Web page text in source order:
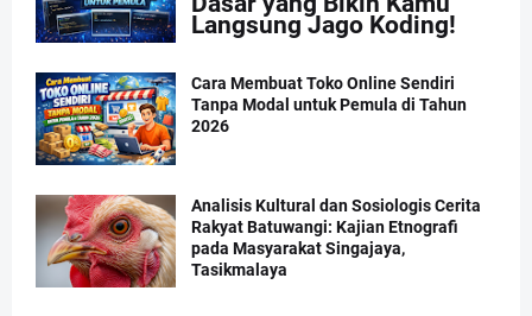
Langsung Jago Koding!
Cara Membuat Toko Online Sendiri
Tanpa Modal untuk Pemula di Tahun
2026
Analisis Kultural dan Sosiologis Cerita
Rakyat Batuwangi: Kajian Etnografi
pada Masyarakat Singajaya,
Tasikmalaya